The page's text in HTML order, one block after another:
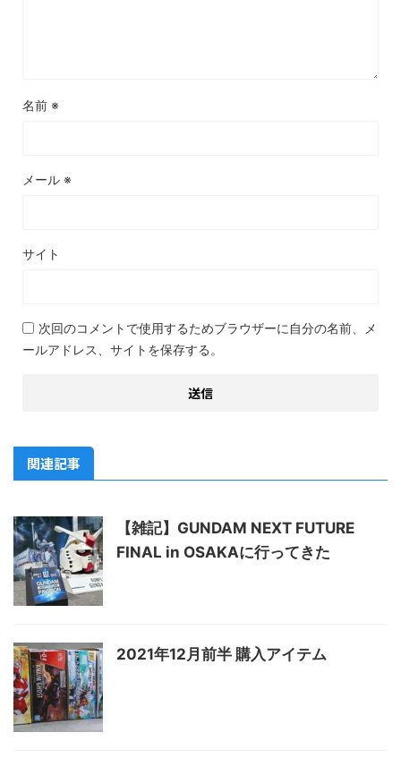
名前 ※
メール ※
サイト
次回のコメントで使用するためブラウザーに自分の名前、メ
ールアドレス、サイトを保存する。
関連記事
【雑記】GUNDAM NEXT FUTURE
FINAL in OSAKAに行ってきた
2021年12月前半 購入アイテム